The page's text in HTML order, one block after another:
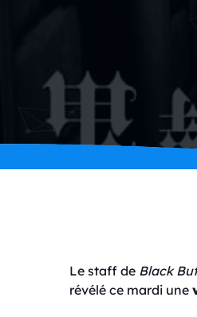
Le staff de Black
révélé ce mardi une